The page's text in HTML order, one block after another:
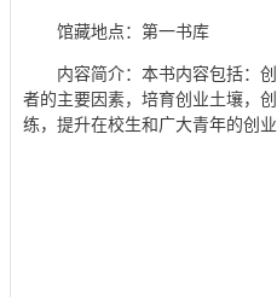
馆藏地点：第一书库
内容简介：本书内容包括：
者的主要因素，培育创业土壤，
练，提升在校生和广大青年的创业